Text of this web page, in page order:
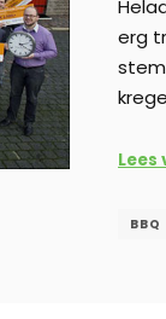
erg
Lees
BBQ